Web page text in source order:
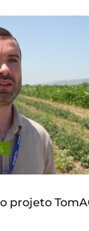
projeto